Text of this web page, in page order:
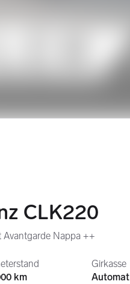
CLK220
Avantgarde Nappa ++
km
Girkasse
Automat